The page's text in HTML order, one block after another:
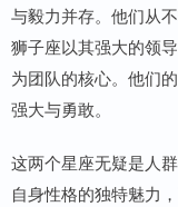
与毅力并存。他们从
狮子座以其强大的领
为团队的核心。他们
强大与勇敢。
这两个星座无疑是人
自身性格的独特魅力